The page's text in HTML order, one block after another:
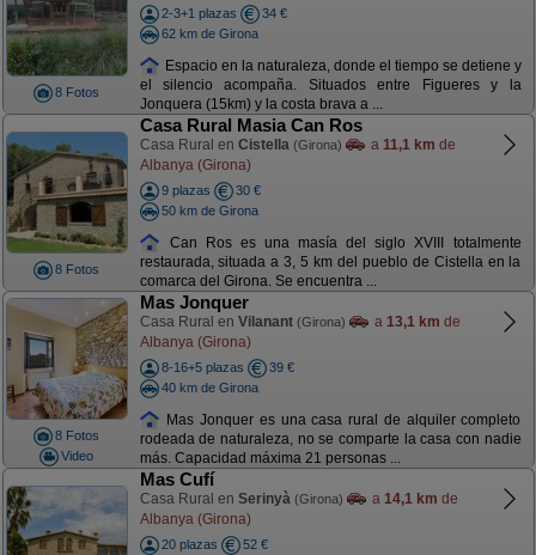
8 Fotos
2-3+1 plazas
34 €
62 km de Girona
Espacio en la naturaleza, donde el tiempo se detiene y
el silencio acompaña. Situados entre Figueres y la
Jonquera (15km) y la costa brava a ...
8 Fotos
Casa Rural Masia Can Ros
Casa Rural en Cistella (Girona) a 11,1 km de
Albanya (Girona)
9 plazas
30 €
50 km de Girona
Can Ros es una masía del siglo XVIII totalmente
restaurada, situada a 3, 5 km del pueblo de Cistella en la
comarca del Girona. Se encuentra ...
8 Fotos
Video
Mas Jonquer
Casa Rural en Vilanant (Girona) a 13,1 km de
Albanya (Girona)
8-16+5 plazas
39 €
40 km de Girona
Mas Jonquer es una casa rural de alquiler completo
rodeada de naturaleza, no se comparte la casa con nadie
más. Capacidad máxima 21 personas ...
Mas Cufí
Casa Rural en Serinyà (Girona) a 14,1 km de
Albanya (Girona)
20 plazas
52 €